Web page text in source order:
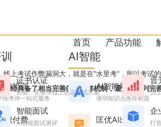
首页
习培训
练考评一站式服务
识付费
AI智能
AI智能刷题
薄弱知识点推荐刷题
匡优AI出题
产品功能
证书认证
协会、竞赛等线上认证考试方案
智能面试
AI智能面试测评
晋
员
企
打
如何堵住作弊漏
上考试作弊漏洞大，就是在“水里考”，所以考试的
已经具备了相当完善的防作弊机制，通过一系列